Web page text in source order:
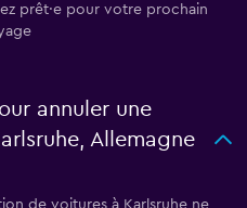
prêt·e pour votre prochain
annuler une
Allemagne
de voitures à Karlsruhe ne